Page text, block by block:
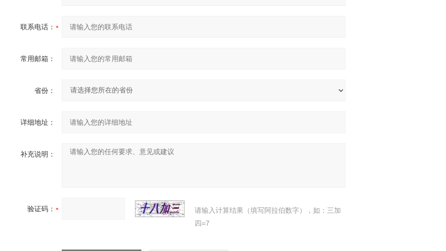
联系电话：
常用邮箱：
省份：
详细地址：
补充说明：
验证码：
请输入计算结果（填写阿拉伯数字），如：三加
四=7